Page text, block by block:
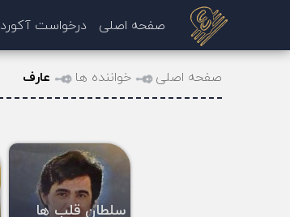
صفحه اصلی درخواست آکورد
صفحه اصلی خواننده ها عارف
سلطان قلب ها